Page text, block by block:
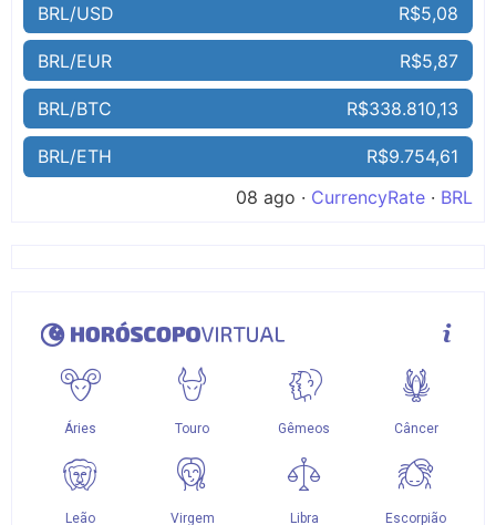
BRL/USD R$5,08
BRL/EUR R$5,87
BRL/BTC R$338.810,13
BRL/ETH
R$9.754,61
08 ago · CurrencyRate · BRL